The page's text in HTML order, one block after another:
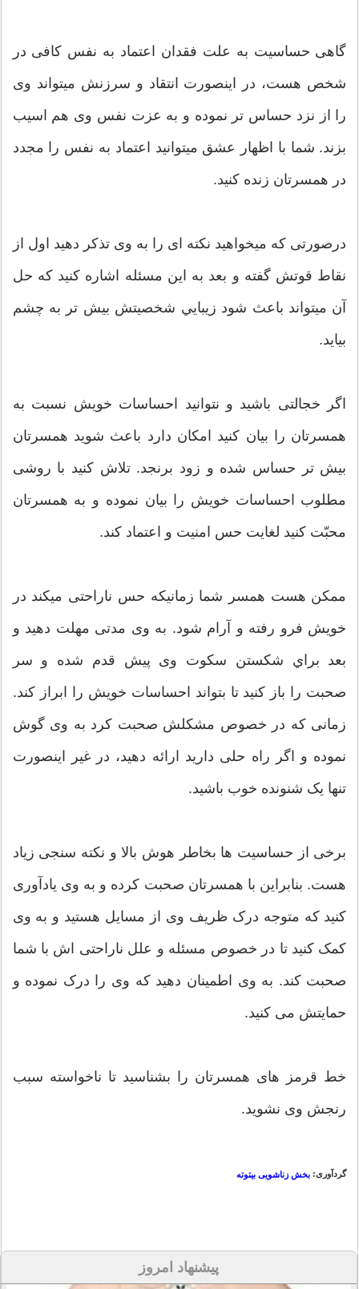
گاهی حساسیت به علت فقدان اعتماد به نفس کافی در
شخص هست، در اینصورت انتقاد و سرزنش میتواند وی
را از نزد حساس تر نموده و به عزت نفس وی هم اسیب
بزند. شما با اظهار عشق میتوانید اعتماد به نفس را مجدد
در همسرتان زنده کنید.
درصورتی که میخواهید نکته ای را به وی تذکر دهید اول از
نقاط قوتش گفته و بعد به این مسئله اشاره کنید که حل
آن میتواند باعث شود زيبايي شخصیتش بیش تر به چشم
بیاید.
اگر خجالتی باشید و نتوانید احساسات خویش نسبت به
همسرتان را بیان کنید امکان دارد باعث شوید همسرتان
بیش تر حساس شده و زود برنجد. تلاش کنید با روشی
مطلوب احساسات خویش را بیان نموده و به همسرتان
محبّت کنید لغایت حس امنیت و اعتماد کند.
ممکن هست همسر شما زمانیکه حس ناراحتی ميکند در
خویش فرو رفته و آرام شود. به وی مدتی مهلت دهید و
بعد براي شکستن سکوت وی پیش قدم شده و سر
صحبت را باز کنید تا بتواند احساسات خویش را ابراز کند.
زمانی که در خصوص مشکلش صحبت کرد به وی گوش
نموده و اگر راه حلی دارید ارائه دهید، در غیر اینصورت
تنها یک شنونده خوب باشید.
برخی از حساسیت ها بخاطر هوش بالا و نکته سنجی زیاد
هست. بنابراين با همسرتان صحبت کرده و به وی یادآوری
کنید که متوجه درک ظریف وی از مسایل هستید و به وی
کمک کنید تا در خصوص مسئله و علل ناراحتی اش با شما
صحبت کند. به وی اطمینان دهید که وی را درک نموده و
حمایتش می کنید.
خط قرمز های همسرتان را بشناسید تا ناخواسته سبب
رنجش وی نشوید.
گردآوری: بخش زناشویی بیتوته
پیشنهاد امروز